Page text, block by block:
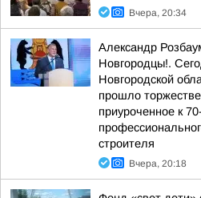
Вчера, 20:34
Александр
Новгородцы!.
Новгородской
прошло
приуроченное к
строителя
Вчера, 20:18